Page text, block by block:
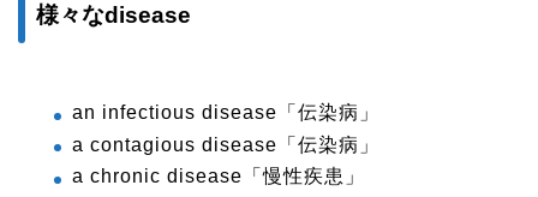
様々なdisease
an infectious disease「伝染病」
a contagious disease「伝染病」
a chronic disease「慢性疾患」